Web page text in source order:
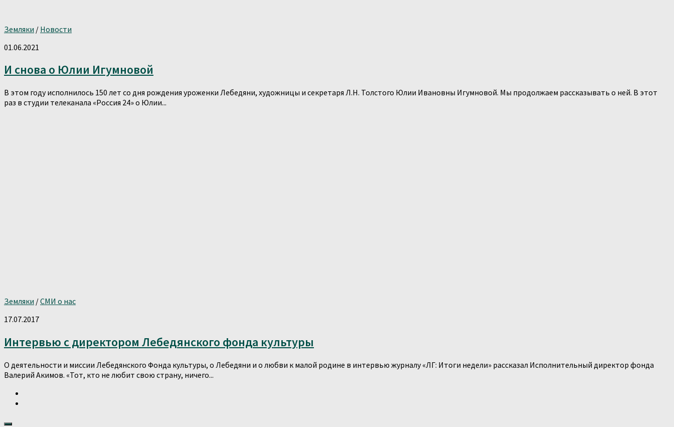
Земляки / Новости
01.06.2021
И снова о Юлии Игумновой
В этом году исполнилось 150 лет со дня рождения уроженки Лебедяни, художницы и секретаря Л.Н. Толстого Юлии Ивановны Игумновой. Мы продолжаем рассказывать о ней. В этот
раз в студии телеканала «Россия 24» о Юлии...
Земляки /СМИ о нас
17.07.2017
Интервью с директором Лебедянского фонда культуры
О деятельности и миссии Лебедянского Фонда культуры, о Лебедяни и о любви к малой родине в интервью журналу «ЛГ: Итоги недели» рассказал Исполнительный директор фонда
Валерий Акимов. «Тот, кто не любит свою страну, ничего...